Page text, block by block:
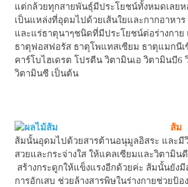
แต่กล้วยทุกสายพันธุ์มีประโยชน์ทั้งหมดเลย
เป็นแหล่งที่อุดมไปด้วยเส้นใยและกากอาหา
และแร่ธาตุนาๆชนิดที่มีประโยชน์ต่อร่างกาย
ธาตุฟอสฟอรัส ธาตุโพแทสเซียม ธาตุแมกนีเ
คาร์โบไฮเดรต โปรตีน วิตามินเอ วิตามินบี6
วิตามินซี เป็นต้น
ส้ม
ส้มนั้นอุดมไปด้วยสารต้านอนุมูลอิสระ และมี
สวยและกระจ่างใส ให้แคลเซียมและวิต
สร้างกระดูกให้แข็งแรงอีกด้วยค่ะ ส้มนั้นยัง
การอักเสบ ช่วยล้างสารพิษในร่างกายช่วย